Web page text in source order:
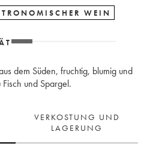
WEIN
dem Süden, fruchtig, blumig und
und Spargel.
VERKOSTUNG UND
LAGERUNG